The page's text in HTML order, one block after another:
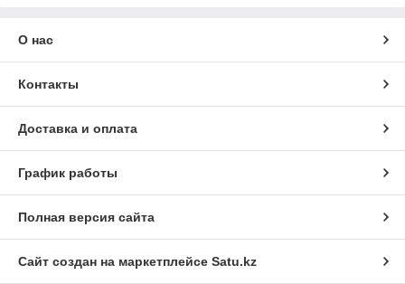
О нас
Контакты
Доставка и оплата
График работы
Полная версия сайта
Сайт создан на маркетплейсе Satu.kz